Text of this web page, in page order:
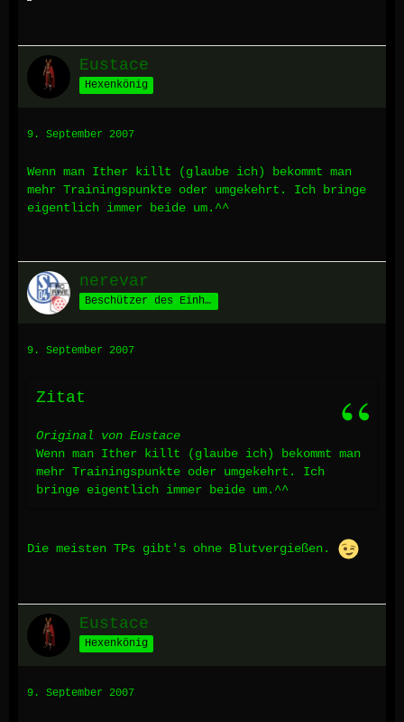
Eustace
Hexenkönig
9. September 2007
Wenn man Ither killt (glaube ich) bekommt man
mehr Trainingspunkte oder umgekehrt. Ich bringe
eigentlich immer beide um.^^
nerevar
Beschützer des Einhorns
9. September 2007
Zitat
Original von Eustace
Wenn man Ither killt (glaube ich) bekommt man
mehr Trainingspunkte oder umgekehrt. Ich
bringe eigentlich immer beide um.^^
Die meisten TPs gibt's ohne Blutvergießen.
Eustace
Hexenkönig
9. September 2007